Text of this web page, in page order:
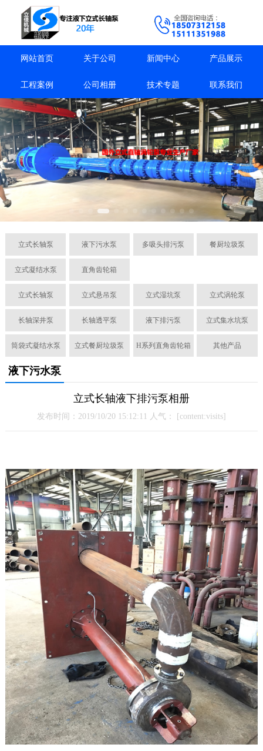
网站首页 关于公司 新闻中心 产品展示
工程案例 公司相册 技术专题 联系我们
立式长轴泵 液下污水泵 多吸头排污泵 餐厨垃圾泵
立式凝结水泵 直角齿轮箱
立式长轴泵 立式悬吊泵 立式湿坑泵 立式涡轮泵
长轴深井泵 长轴透平泵 液下排污泵 立式集水坑泵
筒袋式凝结水泵 立式餐厨垃圾泵 H系列直角齿轮箱 其他产品
液下污水泵
立式长轴液下排污泵相册
发布时间：2019/10/20 15:12:11 人气： [content:visits]